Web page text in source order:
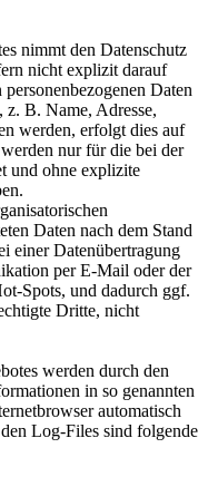
nimmt den Datenschutz
nicht explizit darauf
Daten
z. B. Name, Adresse,
werden, erfolgt dies auf
nur für die bei der
und ohne explizite
Daten nach dem Stand
einer Datenübertragung
per E-Mail oder der
Spots, und dadurch ggf.
Dritte, nicht
werden durch den
in so genannten
automatisch
Log-Files sind folgende